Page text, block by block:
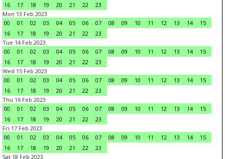
16
17 18 19 20 21 22
23
Mon 13 Feb 2023
00
01 02 03 04 05 06 07 08 09 10 11 12 13 14
15
16
17 18 19 20 21 22
23
Tue 14 Feb 2023
00
01 02 03 04 05 06 07 08 09 10 11 12 13 14
15
16
17 18 19 20 21 22
23
Wed 15 Feb 2023
00
01 02 03 04 05 06 07 08 09 10 11 12 13 14
15
16
17 18 19 20 21 22
23
Thu 16 Feb 2023
00
01 02 03 04 05 06 07 08 09 10 11 12 13 14
15
16
17 18 19 20 21 22
23
Fri 17 Feb 2023
00
01 02 03 04 05 06 07 08 09 10 11 12 13 14
15
16
17 18 19 20 21 22
23
Sat 18 Feb 2023